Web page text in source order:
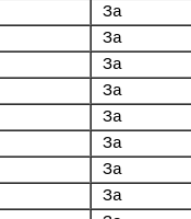
За
За
За
За
За
За
За
За